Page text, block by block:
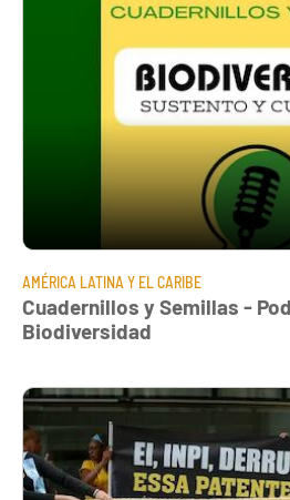
AMÉRICA LATINA Y EL CARIBE
Cuadernillos y Semillas -
Biodiversidad